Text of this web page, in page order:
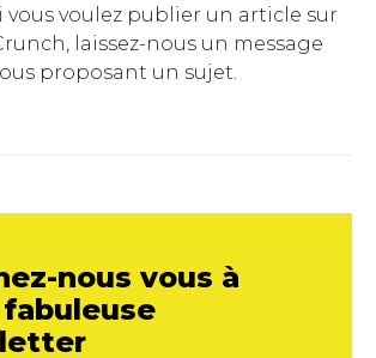
vous voulez publier un article sur
laissez-nous un message
proposant un sujet.
nous vous à